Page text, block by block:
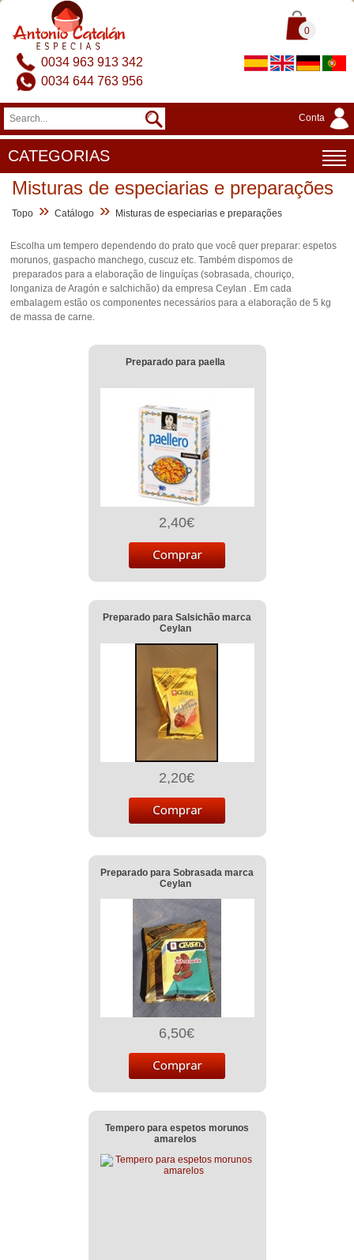
0
0034 963 913 342
0034 644 763 956
Conta
CATEGORIAS
Misturas de especiarias e preparações
Topo » Catálogo » Misturas de especiarias e preparações
Escolha um tempero dependendo do prato que você quer preparar: espetos
morunos, gaspacho manchego, cuscuz etc. Também dispomos de
preparados para a elaboração de linguíças (sobrasada, chouriço,
longaniza de Aragón e salchichão) da empresa Ceylan . Em cada
embalagem estão os componentes necessários para a elaboração de 5 kg
de massa de carne.
Preparado para paella
2,40€
Preparado para Salsichão marca
Ceylan
2,20€
Preparado para Sobrasada marca
Ceylan
6,50€
Tempero para espetos morunos
amarelos